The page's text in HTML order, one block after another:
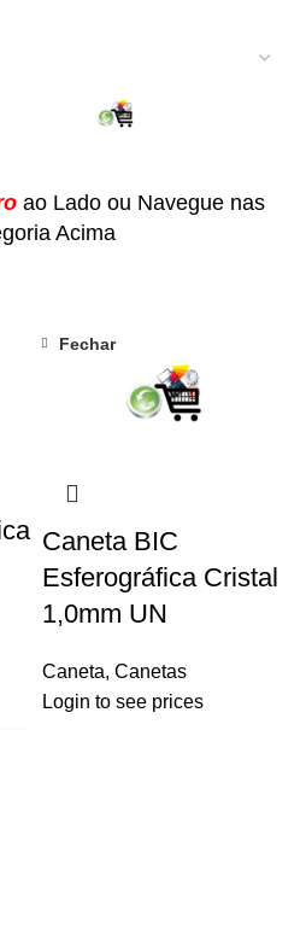
ao Lado ou Navegue nas
Acima
Fechar
Caneta BIC
Esferográfica Cristal
1,0mm UN
Caneta, Canetas
Login to see prices